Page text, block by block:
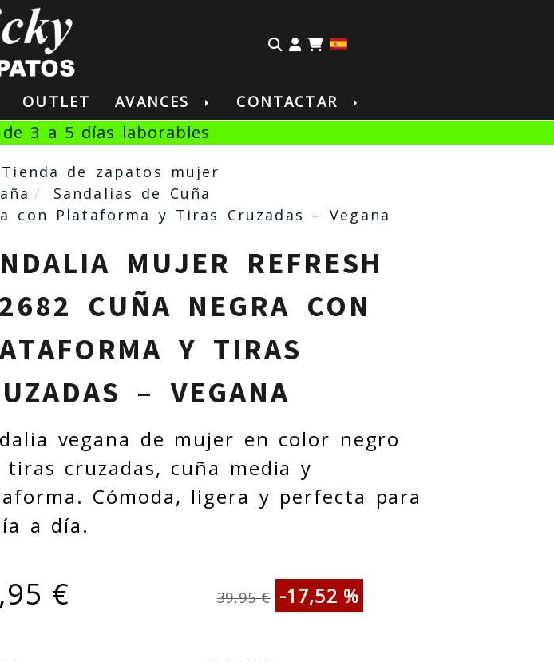
Identifícate
OUTLET AVANCES CONTACTAR
3 a 5 días laborables
Tienda de zapatos mujer
Sandalias de Cuña
con Plataforma y Tiras Cruzadas – Vegana
MUJER REFRESH
CUÑA NEGRA CON
Y TIRAS
– VEGANA
vegana de mujer en color negro
tiras cruzadas, cuña media y
Cómoda, ligera y perfecta para
a día.
€ 39,95 € -17,52 %